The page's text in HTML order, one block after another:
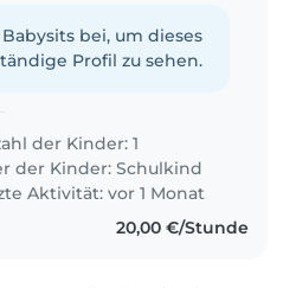
bei, um dieses
Profil zu sehen.
der Kinder: 1
der Kinder:Schulkind
Aktivität: vor 1 Monat
20,00 €/Stunde